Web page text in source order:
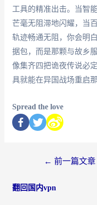
工具的精准出击。当智
芒毫无阻滞地闪耀，当
轨迹畅通无阻，你会明
据包，而是那颗与故乡
像集齐四把诡夜传说必
具就能在异国战场重启
Spread the love
← 前一篇文章
翻回国内vpn